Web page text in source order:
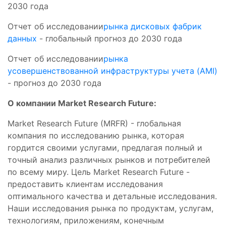
2030 года
Отчет об исследованиирынка дисковых фабрик
данных - глобальный прогноз до 2030 года
Отчет об исследованиирынка
усовершенствованной инфраструктуры учета (AMI)
- прогноз до 2030 года
О компании Market Research Future:
Market Research Future (MRFR) - глобальная
компания по исследованию рынка, которая
гордится своими услугами, предлагая полный и
точный анализ различных рынков и потребителей
по всему миру. Цель Market Research Future -
предоставить клиентам исследования
оптимального качества и детальные исследования.
Наши исследования рынка по продуктам, услугам,
технологиям, приложениям, конечным